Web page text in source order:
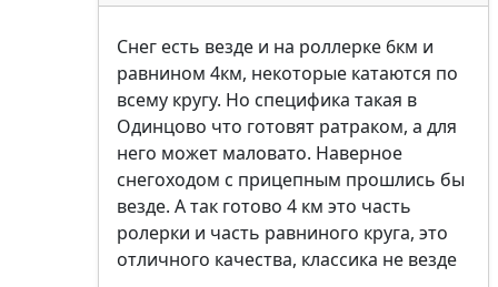
Снег есть везде и на роллерке 6км и
равнином 4км, некоторые катаются по
всему кругу. Но специфика такая в
Одинцово что готовят ратраком, а для
него может маловато. Наверное
снегоходом с прицепным прошлись бы
везде. А так готово 4 км это часть
ролерки и часть равниного круга, это
отличного качества, классика не везде